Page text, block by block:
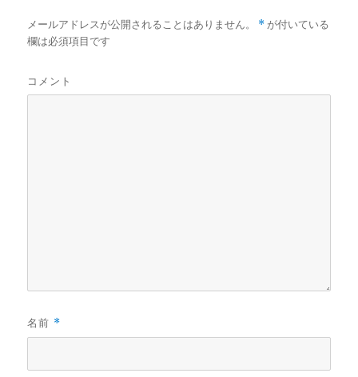
メールアドレスが公開されることはありません。 * が付いている
欄は必須項目です
コメント
名前 *